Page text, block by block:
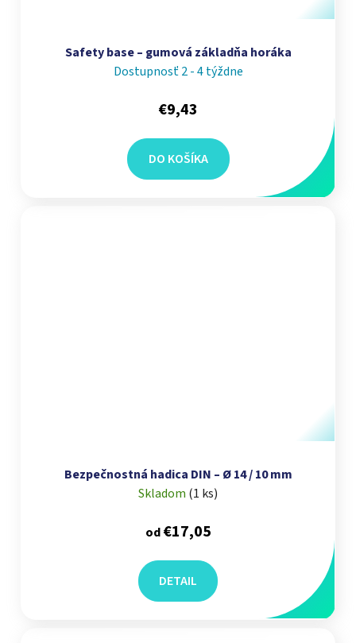
Safety base – gumová základňa horáka
Dostupnosť 2 - 4 týždne
€9,43
DO KOŠÍKA
Bezpečnostná hadica DIN – Ø 14 / 10 mm
Skladom (1 ks)
od€17,05
DETAIL